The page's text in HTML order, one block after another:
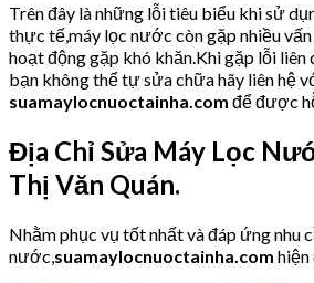
Trên đây là những lỗi tiêu biểu khi sử
thực tế,máy lọc nước còn gặp nhiều
hoạt động gặp khó khăn.Khi gặp lỗi liên
bạn không thể tự sửa chữa hãy liên hệ
suamaylocnuoctainha.com để được
Địa Chỉ Sửa Máy Lọc
Thị Văn Quán.
Nhằm phục vụ tốt nhất và đáp ứng nhu
nước, suamaylocnuoctainha.com